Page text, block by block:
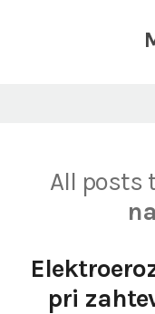
All posts
pri